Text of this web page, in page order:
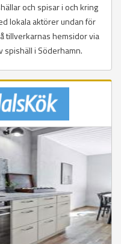
och spisar i och kring
lokala aktörer undan för
tillverkarnas hemsidor via
spishäll i Söderhamn.